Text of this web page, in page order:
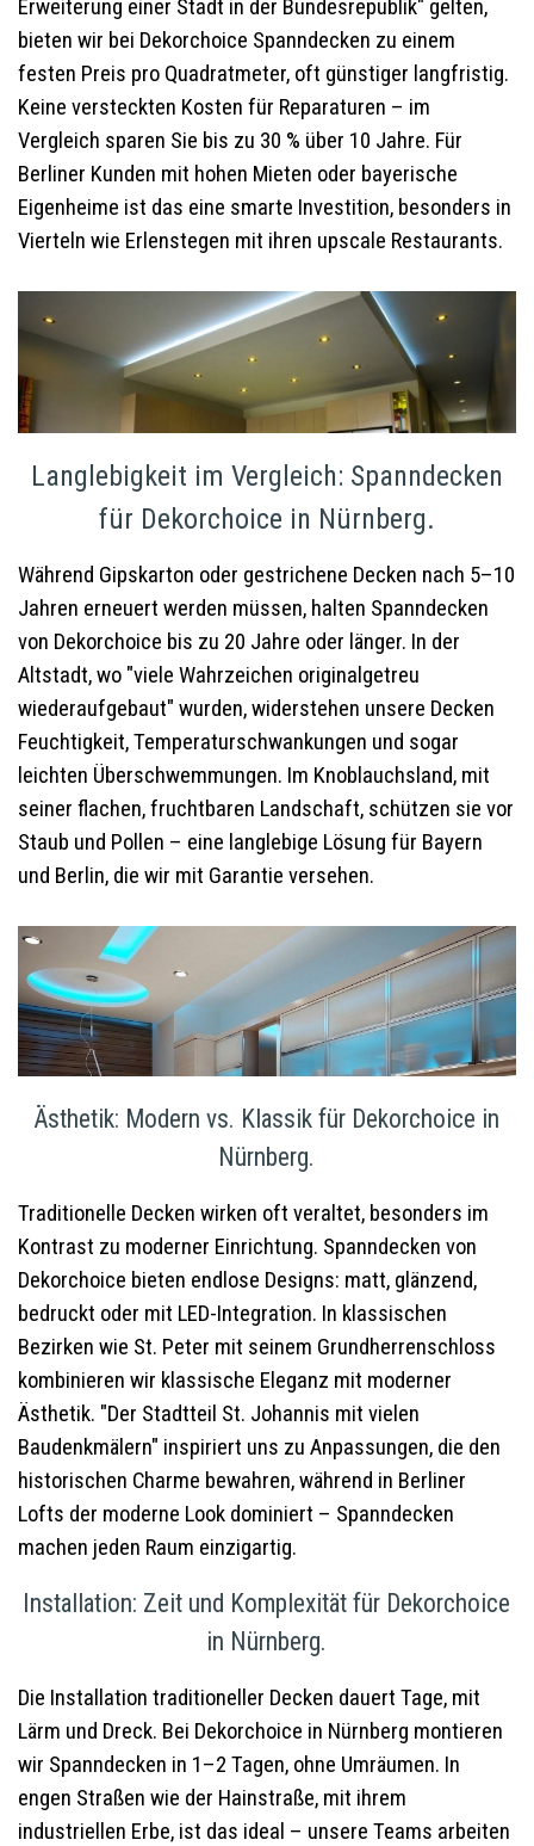
Erweiterung einer Stadt in der Bundesrepublik" gelten,
bieten wir bei Dekorchoice Spanndecken zu einem
festen Preis pro Quadratmeter, oft günstiger langfristig.
Keine versteckten Kosten für Reparaturen – im
Vergleich sparen Sie bis zu 30 % über 10 Jahre. Für
Berliner Kunden mit hohen Mieten oder bayerische
Eigenheime ist das eine smarte Investition, besonders in
Vierteln wie Erlenstegen mit ihren upscale Restaurants.
Langlebigkeit im Vergleich: Spanndecken
für Dekorchoice in Nürnberg.
Während Gipskarton oder gestrichene Decken nach 5–10
Jahren erneuert werden müssen, halten Spanndecken
von Dekorchoice bis zu 20 Jahre oder länger. In der
Altstadt, wo "viele Wahrzeichen originalgetreu
wiederaufgebaut" wurden, widerstehen unsere Decken
Feuchtigkeit, Temperaturschwankungen und sogar
leichten Überschwemmungen. Im Knoblauchsland, mit
seiner flachen, fruchtbaren Landschaft, schützen sie vor
Staub und Pollen – eine langlebige Lösung für Bayern
und Berlin, die wir mit Garantie versehen.
Ästhetik: Modern vs. Klassik für Dekorchoice in
Nürnberg.
Traditionelle Decken wirken oft veraltet, besonders im
Kontrast zu moderner Einrichtung. Spanndecken von
Dekorchoice bieten endlose Designs: matt, glänzend,
bedruckt oder mit LED-Integration. In klassischen
Bezirken wie St. Peter mit seinem Grundherrenschloss
kombinieren wir klassische Eleganz mit moderner
Ästhetik. "Der Stadtteil St. Johannis mit vielen
Baudenkmälern" inspiriert uns zu Anpassungen, die den
historischen Charme bewahren, während in Berliner
Lofts der moderne Look dominiert – Spanndecken
machen jeden Raum einzigartig.
Installation: Zeit und Komplexität für Dekorchoice
in Nürnberg.
Die Installation traditioneller Decken dauert Tage, mit
Lärm und Dreck. Bei Dekorchoice in Nürnberg montieren
wir Spanndecken in 1–2 Tagen, ohne Umräumen. In
engen Straßen wie der Hainstraße, mit ihrem
industriellen Erbe, ist das ideal – unsere Teams arbeiten